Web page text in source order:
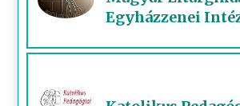
Egyházzenei